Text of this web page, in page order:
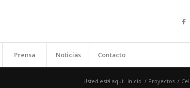
Prensa Noticias Contacto
Usted está aquí: Inicio / Proyectos /